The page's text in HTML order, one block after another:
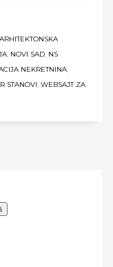
ARHITEKTONSKA
, NOVI SAD, NS
NEKRETNINA,
STANOVI, WEBSAJT ZA